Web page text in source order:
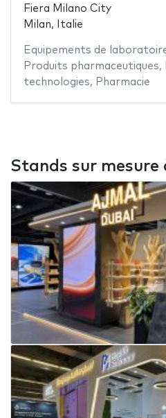
Fiera Milano City
Milan, Italie
Equipements de
Produits pharmaceutiques,
technologies, Pharmacie
Stands sur mesure